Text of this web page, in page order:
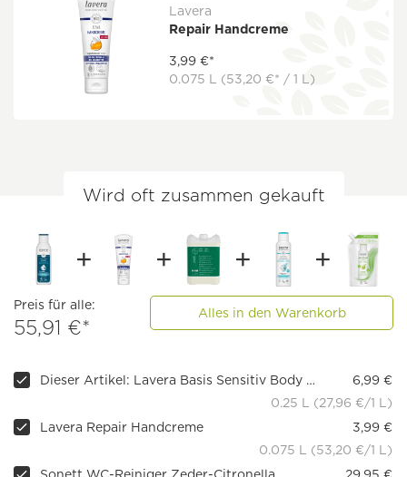
Lavera
Repair Handcreme
3,99 €*
0.075 L (53,20 €* / 1 L)
Wird oft zusammen gekauft
Preis für alle:
55,91 €*
Alles in den Warenkorb
Dieser Artikel: Lavera Basis Sensitiv Body Milk Reichhaltig
6,99 €
0.25 L (27,96 €/1 L)
Lavera Repair Handcreme
3,99 €
0.075 L (53,20 €/1 L)